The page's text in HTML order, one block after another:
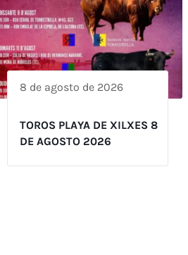
8 de agosto de 2026
TOROS PLAYA DE XILXES 8
DE AGOSTO 2026